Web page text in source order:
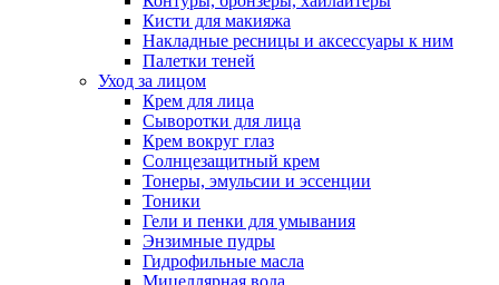
Кисти для макияжа
Накладные ресницы и аксессуары к ним
Палетки теней
Уход за лицом
Крем для лица
Сыворотки для лица
Крем вокруг глаз
Солнцезащитный крем
Тонеры, эмульсии и эссенции
Тоники
Гели и пенки для умывания
Энзимные пудры
Гидрофильные масла
Мицеллярная вода